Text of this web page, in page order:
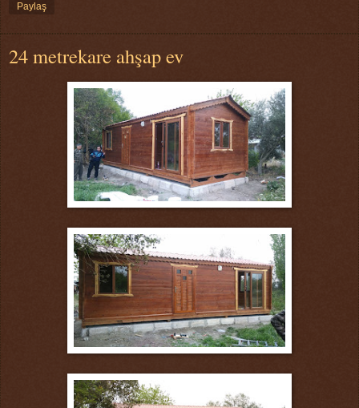
Paylaş
24 metrekare ahşap ev